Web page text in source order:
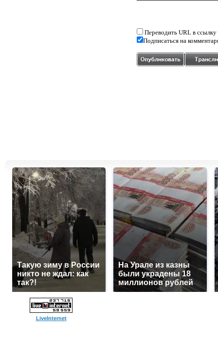
Переводить URL в ссылку
Подписаться на
Такую зиму в России
никто не ждал: как
так?!
На Урале из казны
были украдены 18
миллионов рублей
LiveInternet